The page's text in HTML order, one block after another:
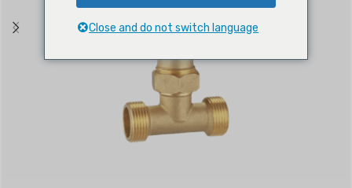
Close and do not switch language